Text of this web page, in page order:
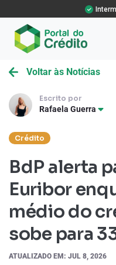
Voltar às Notícias
Escrito por
Rafaela Guerra
Crédito
BdP alerta
Euribor
médio do
sobe para
ATUALIZADO EM: JUL 8, 2026